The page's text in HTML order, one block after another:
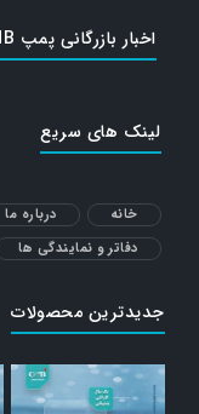
اخبار بازرگانی پمپ CNB
لینک های سریع
خانه درباره ما
دفاتر و نمایندگی ها
جدیدترین محصولات